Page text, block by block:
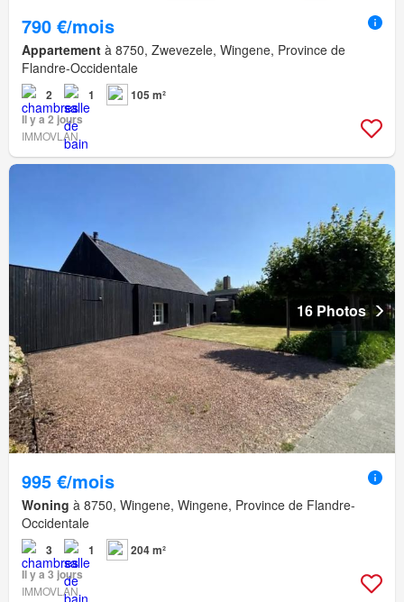
790 €/mois
Appartement à 8750, Zwevezele, Wingene, Province de
Flandre-Occidentale
2 1
105 m²
Il y a 2 jours
IMMOVLAN
16 Photos
995 €/mois
Woning à 8750, Wingene, Wingene, Province de Flandre-
Occidentale
3 1
204 m²
Il y a 3 jours
IMMOVLAN